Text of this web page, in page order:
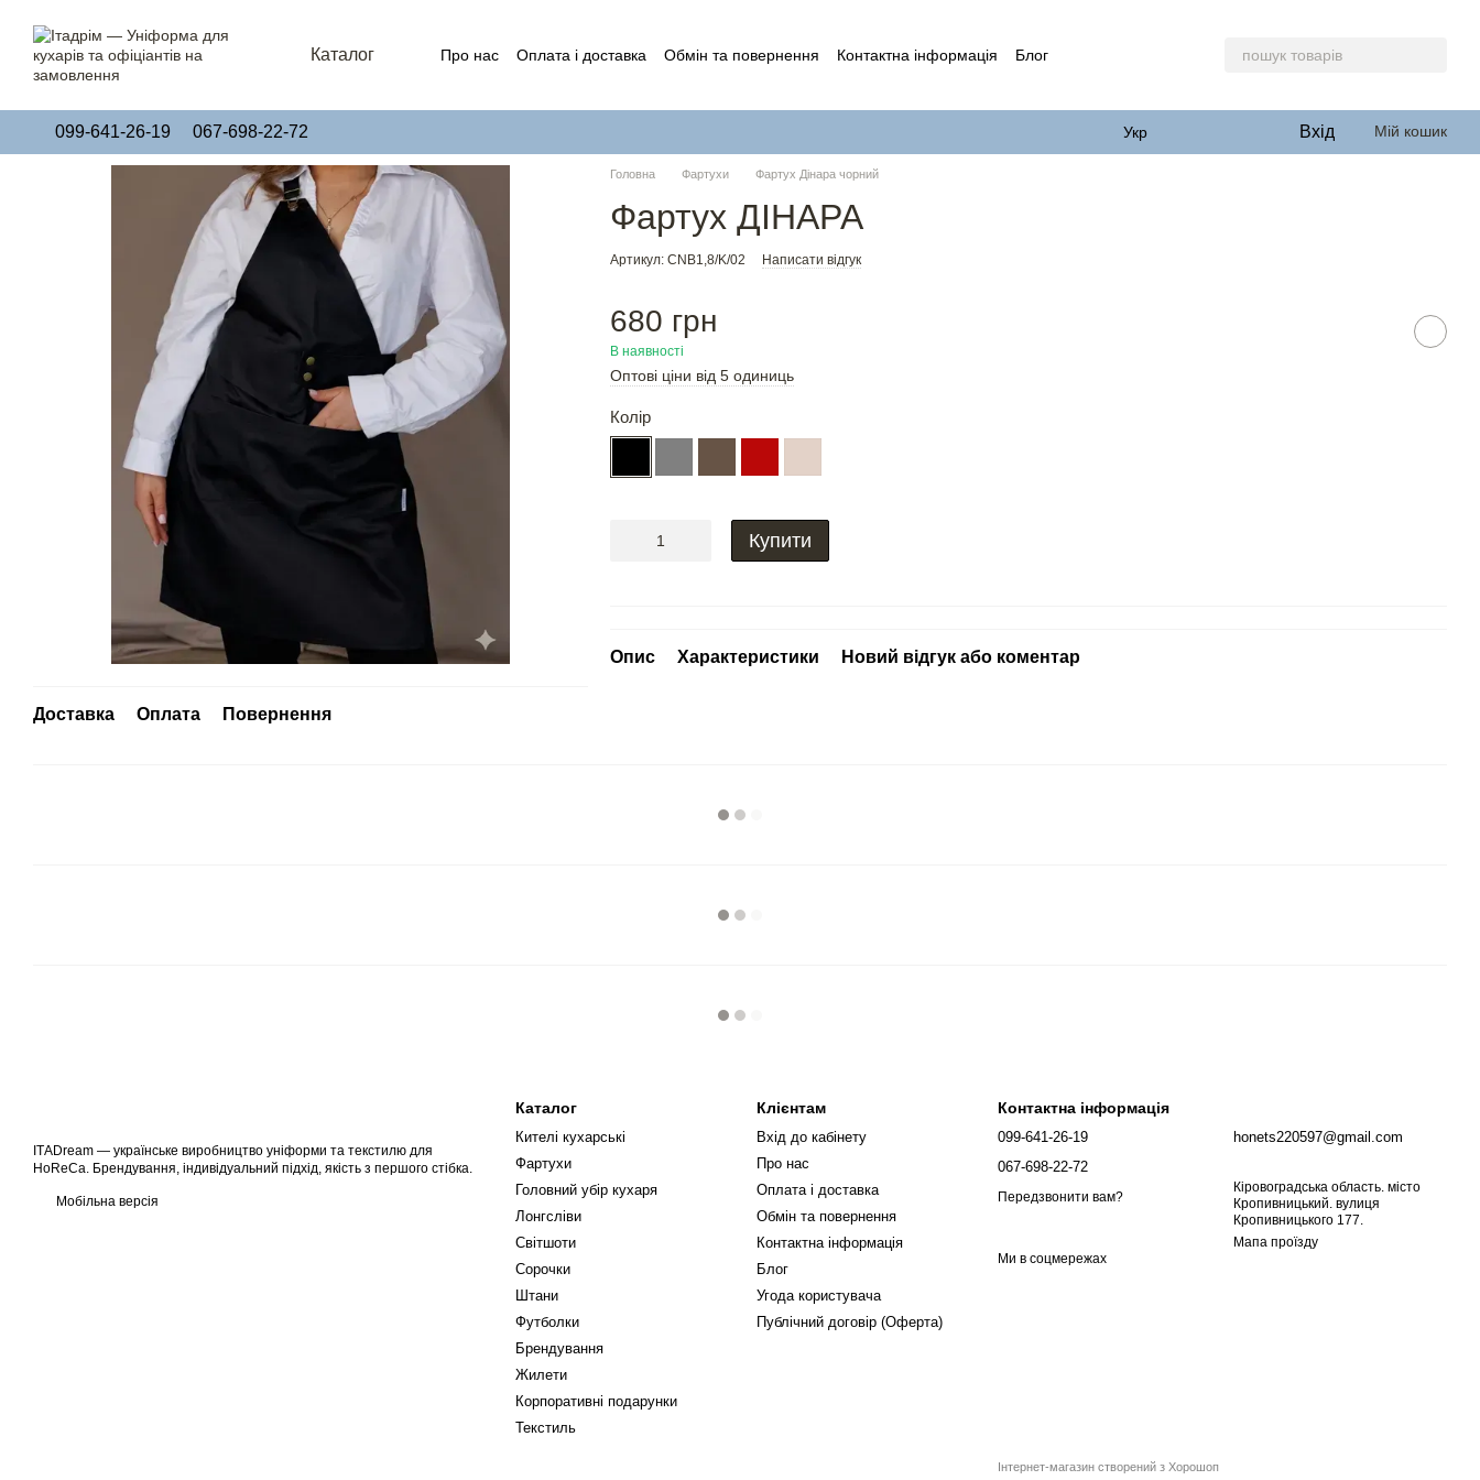
Каталог Про нас Оплата і доставка Обмін та повернення Контактна інформація
Блог
099-641-26-19 067-698-22-72 Укр Вхід Мій кошик
Доставка Оплата Повернення
Головна Фартухи Фартух Дінара чорний
Фартух ДІНАРА
Артикул: CNB1,8/K/02 Написати відгук
680 грн
В наявності
Оптові ціни від 5 одиниць
Колір
Купити
Опис Характеристики Новий відгук або коментар
ІТАDream — українське виробництво уніформи та текстилю для
HoReCa. Брендування, індивідуальний підхід, якість з першого стібка.
Мобільна версія
Каталог
Кителі кухарські
Фартухи
Головний убір кухаря
Лонгсліви
Світшоти
Сорочки
Штани
Футболки
Брендування
Жилети
Корпоративні подарунки
Текстиль
Клієнтам
Вхід до кабінету
Про нас
Оплата і доставка
Обмін та повернення
Контактна інформація
Блог
Угода користувача
Публічний договір (Оферта)
Контактна інформація
099-641-26-19
067-698-22-72
Передзвонити вам?
honets220597@gmail.com
Кіровоградська область. місто
Кропивницький. вулиця
Кропивницького 177.
Мапа проїзду
Ми в соцмережах
Інтернет-магазин створений з Хорошоп